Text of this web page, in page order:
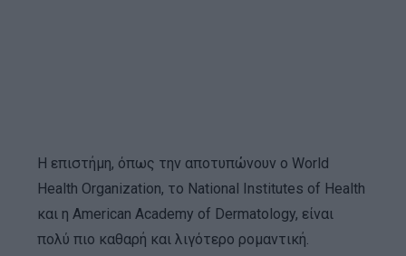
Η επιστήμη, όπως την αποτυπώνουν ο World
Health Organization, το National Institutes of Health
και η American Academy of Dermatology, είναι
πολύ πιο καθαρή και λιγότερο ρομαντική.